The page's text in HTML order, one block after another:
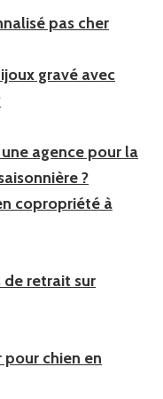
pas cher
gravé avec
agence pour la
?
copropriété à
de retrait sur
pour chien en